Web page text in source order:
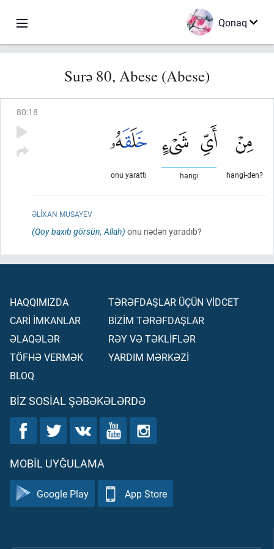
Qonaq
Surə 80, Abese (Abese)
80:18
hangi-den?
hangi
onu yarattı
ƏLIXAN MUSAYEV
(Qoy baxıb görsün, Allah) onu nədən yaradıb?
HAQQIMIZDA
CARİ İMKANLAR
ƏLAQƏLƏR
TÖFHƏ VERMƏK
BLOQ
TƏRƏFDAŞLAR ÜÇÜN VİDCET
BİZİM TƏRƏFDAŞLAR
RƏY VƏ TƏKLİFLƏR
YARDIM MƏRKƏZİ
BIZ SOSIAL ŞƏBƏKƏLƏRDƏ
MOBIL UYĞULAMA
Google Play App Store